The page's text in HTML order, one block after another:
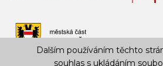
Dalším používáním těchto
souhlas s ukládáním